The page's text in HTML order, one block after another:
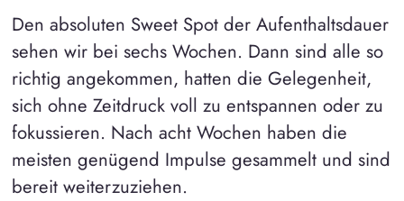
Den absoluten Sweet Spot der Aufenthaltsdauer
sehen wir bei sechs Wochen. Dann sind alle so
richtig angekommen, hatten die Gelegenheit,
sich ohne Zeitdruck voll zu entspannen oder zu
fokussieren. Nach acht Wochen haben die
meisten genügend Impulse gesammelt und sind
bereit weiterzuziehen.